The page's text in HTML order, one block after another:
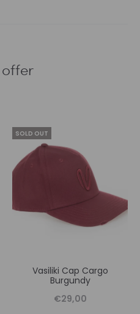
SOLD OUT
Vasiliki Cap Cargo
Burgundy
€29,00